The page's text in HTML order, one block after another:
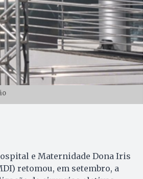
e Maternidade Dona Iris
retomou, em setembro, a